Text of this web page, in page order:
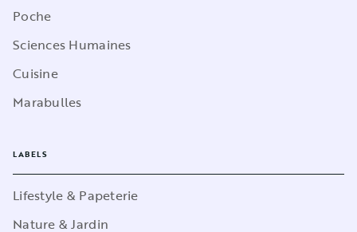
Poche
Sciences Humaines
Cuisine
Marabulles
LABELS
Lifestyle & Papeterie
Nature & Jardin